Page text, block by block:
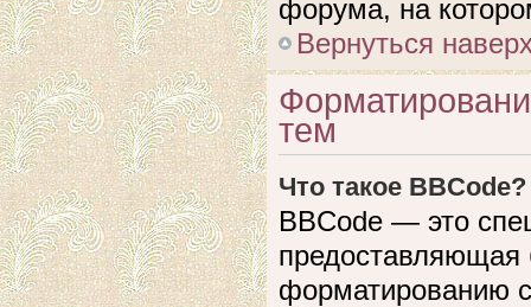
форума, на
Вернуться
тем
Что такое BBCode?
BBCode — это
предоставляющая
форматированию